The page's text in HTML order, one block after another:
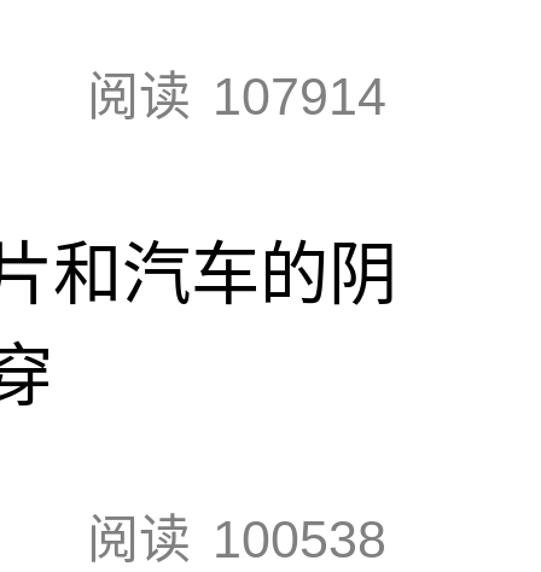
阅读 107914
和汽车的阴
阅读 100538